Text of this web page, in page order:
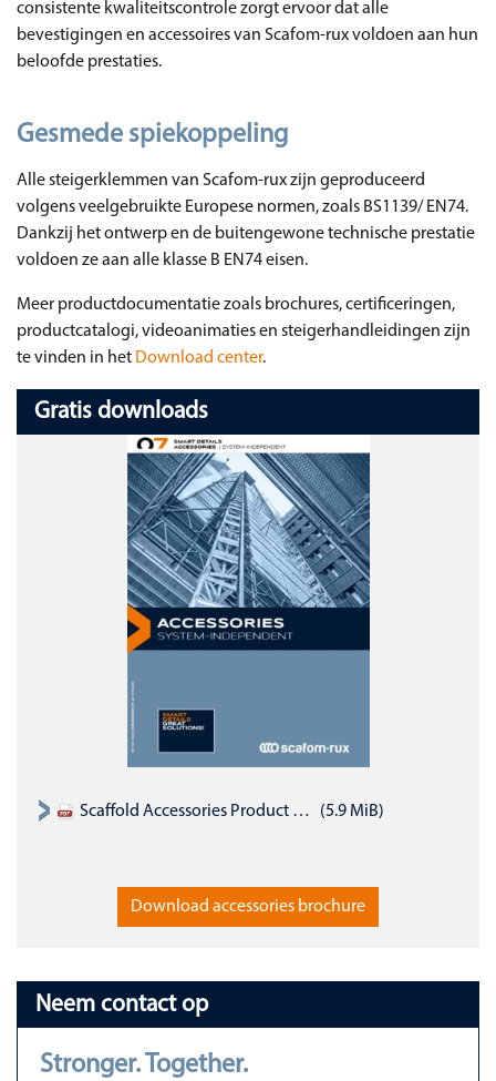
consistente kwaliteitscontrole zorgt ervoor dat alle
bevestigingen en accessoires van Scafom-rux voldoen aan hun
beloofde prestaties.
Gesmede spiekoppeling
Alle steigerklemmen van Scafom-rux zijn geproduceerd
volgens veelgebruikte Europese normen, zoals BS1139/ EN74.
Dankzij het ontwerp en de buitengewone technische prestatie
voldoen ze aan alle klasse B EN74 eisen.
Meer productdocumentatie zoals brochures, certificeringen,
productcatalogi, videoanimaties en steigerhandleidingen zijn
te vinden in het Download center.
Gratis downloads
Scaffold Accessories Product Assortment Catalogue 2019 EN (5.9 MiB)
Download accessories brochure
Neem contact op
Stronger. Together.